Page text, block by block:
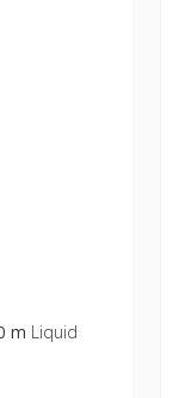
m Liquid